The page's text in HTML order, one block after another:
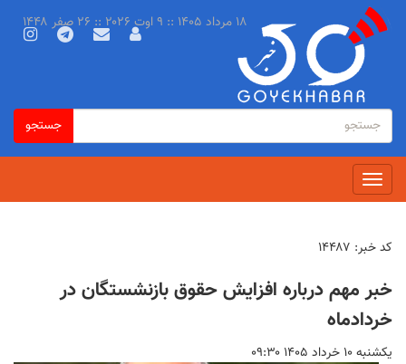
فرم
جستجو
جستجو
جستجو
Toggle
navigation
۱۸ مرداد ۱۴۰۵ :: ۹ اوت ۲۰۲۶ :: ۲۶ صفر ۱۴۴۸
کد خبر: ۱۴۴۸۷
خبر مهم درباره افزایش حقوق بازنشستگان در
خردادماه
يكشنبه ۱۰ خرداد ۱۴۰۵ ۰۹:۳۰